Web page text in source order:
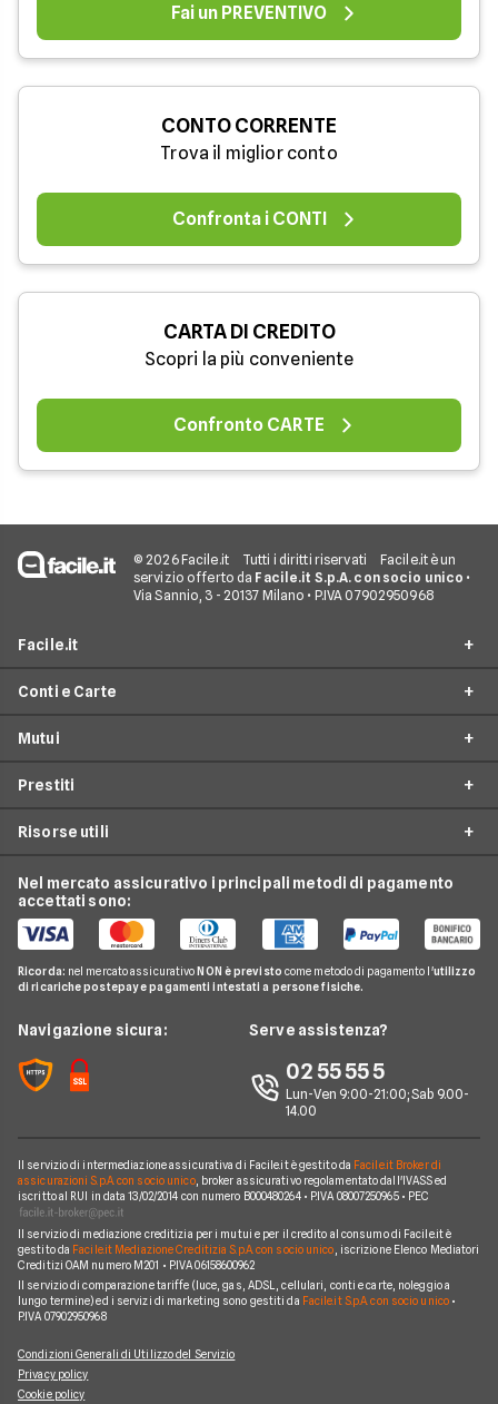
Fai un PREVENTIVO
CONTO CORRENTE
Trova il miglior conto
Confronta i CONTI
CARTA DI CREDITO
Scopri la più conveniente
Confronto CARTE
© 2026 Facile.it Tutti i diritti riservati
Facile.it è un
servizio offerto da Facile.it S.p.A. con socio unico •
Via Sannio, 3 - 20137 Milano • P.IVA 07902950968
Facile.it
Prestiti
Mutui
Conti e Carte
Telefonia Mobile
Pay TV
Noleggio Lungo Termine
News
Chi siamo
Perché scegliere Facile.it
Mappa del sito
Conti e Carte
Conto Corrente
Conto Deposito
Carta Prepagata
Mutui
Mutuo Prima Casa
Mutui Seconda Casa
Calcolo Rata Mutuo
Mutui INPDAP
Mutui Ristrutturazione
Prestiti
Prestito Personale
Cessione del Quinto
Prestito Auto
Piccoli Prestiti
Prestiti Veloci
Prestito INPS/INPDAP
Prestiti a Protestati
Consolidamento Debiti
Prestiti Moto
Prestiti per disoccupati
Prestiti senza busta paga
Risorse utili
Guide Prestiti
Guide Mutui
Guide Conti
Guide Carte
News Prestiti
News Carte
Nel mercato assicurativo i principali metodi di pagamento
accettati sono:
Ricorda: nel mercato assicurativo NON è previsto come metodo di pagamento l'utilizzo
di ricariche postepay e pagamenti intestati a persone fisiche.
Navigazione sicura: Serve assistenza?
02 55 55 5
Lun-Ven 9:00-21:00; Sab 9.00-
14.00
Il servizio di intermediazione assicurativa di Facile.it è gestito da Facile.it Broker di
assicurazioni S.p.A. con socio unico, broker assicurativo regolamentato dall'IVASS ed
iscritto al RUI in data 13/02/2014 con numero B000480264 • P.IVA 08007250965 • PEC
Il servizio di mediazione creditizia per i mutui e per il credito al consumo di Facile.it è
gestito da Facile.it Mediazione Creditizia S.p.A. con socio unico , iscrizione Elenco Mediatori
Creditizi OAM numero M201 • P.IVA 06158600962
Il servizio di comparazione tariffe (luce, gas, ADSL, cellulari, conti e carte, noleggio a
lungo termine) ed i servizi di marketing sono gestiti da Facile.it S.p.A. con socio unico•
P.IVA 07902950968
Condizioni Generali di Utilizzo del Servizio
Privacy policy
Cookie policy